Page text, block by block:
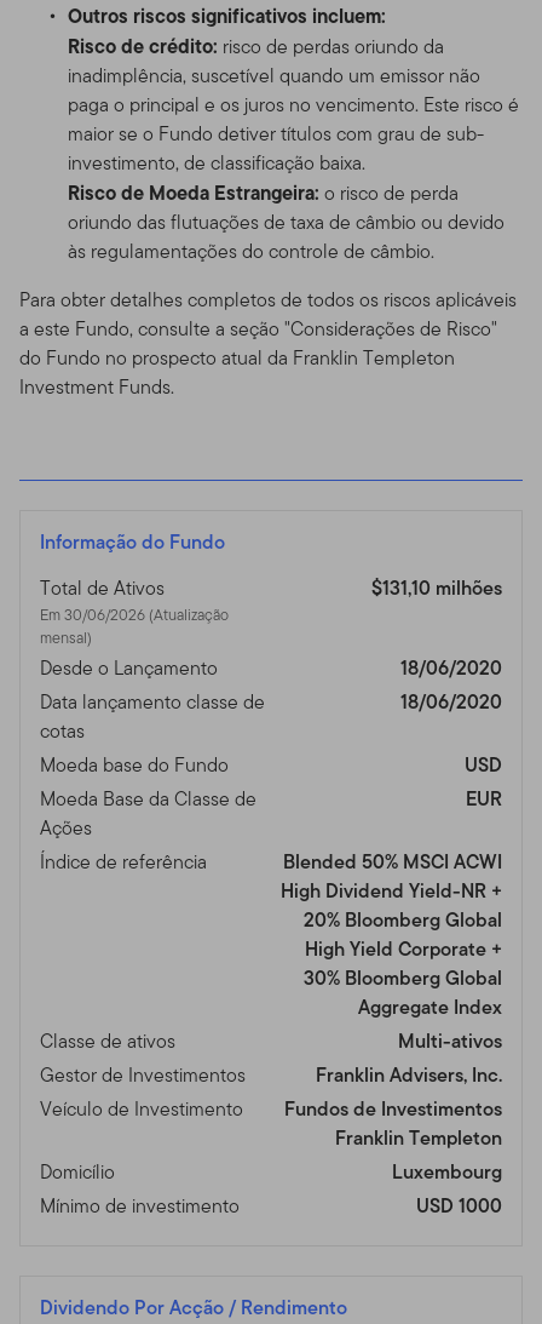
Outros riscos significativos incluem:
Risco de crédito: risco de perdas oriundo da
inadimplência, suscetível quando um emissor não
paga o principal e os juros no vencimento. Este risco é
maior se o Fundo detiver títulos com grau de sub-
investimento, de classificação baixa.
Risco de Moeda Estrangeira: o risco de perda
oriundo das flutuações de taxa de câmbio ou devido
às regulamentações do controle de câmbio.
Para obter detalhes completos de todos os riscos aplicáveis
a este Fundo, consulte a seção "Considerações de Risco"
do Fundo no prospecto atual da Franklin Templeton
Investment Funds.
Informação do Fundo
Total de Ativos
Em 30/06/2026 (Atualização
mensal)
$131,10 milhões
Desde o Lançamento
18/06/2020
Data lançamento classe de
cotas
18/06/2020
Moeda base do Fundo
USD
Moeda Base da Classe de
Ações
EUR
Índice de referência
Blended 50% MSCI ACWI
High Dividend Yield-NR +
20% Bloomberg Global
High Yield Corporate +
30% Bloomberg Global
Aggregate Index
Classe de ativos
Multi-ativos
Gestor de Investimentos
Franklin Advisers, Inc.
Veículo de Investimento
Fundos de Investimentos
Franklin Templeton
Domicílio
Luxembourg
Mínimo de investimento
USD 1000
Dividendo Por Acção / Rendimento